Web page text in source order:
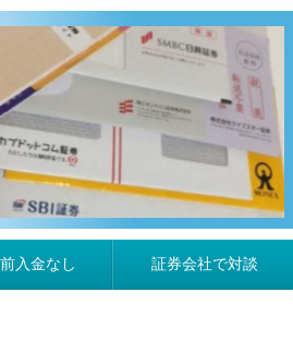
入金なし 証券会社で対談